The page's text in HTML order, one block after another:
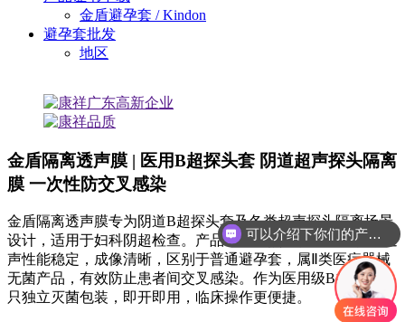
金盾避孕套 / Kindon
避孕套批发
地区
金盾隔离透声膜 | 医用B超探头套 阴道超声探头隔离
膜 一次性防交叉感染
金盾隔离透声膜专为阴道B超探头套及各类超声探头隔离场景
设计，适用于妇科阴超检查。产品采用天然乳胶透声薄膜，透
声性能稳定，成像清晰，区别于普通避孕套，属Ⅱ类医疗器械
无菌产品，有效防止患者间交叉感染。作为医用级B超套，每
只独立灭菌包装，即开即用，临床操作更便捷。
可以介绍下你们的产品么？
你们是怎么收费的呢？